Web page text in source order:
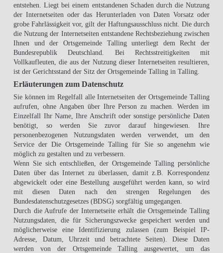
entstehen. Liegt bei einem entstandenen Schaden durch die Nutzung
der Internetseiten oder das Herunterladen von Daten Vorsatz oder
grobe Fahrlässigkeit vor, gilt der Haftungsausschluss nicht. Die durch
die Nutzung der Internetseiten entstandene Rechtsbeziehung zwischen
Ihnen und der Ortsgemeinde Talling unterliegt dem Recht der
Bundesrepublik Deutschland. Bei Rechtsstreitigkeiten mit
Vollkaufleuten, die aus der Nutzung dieser Internetseiten resultieren,
ist der Gerichtsstand der Sitz der Ortsgemeinde Talling in Talling.
Erläuterungen zum Datenschutz
Sie können im Regelfall alle Internetseiten der Ortsgemeinde Talling
aufrufen, ohne Angaben über Ihre Person zu machen. Werden im
Einzelfall Ihr Name, Ihre Anschrift oder sonstige persönliche Daten
benötigt, so werden Sie zuvor darauf hingewiesen. Ihre
personenbezogenen Nutzungsdaten werden verwendet, um den
Service der Die Ortsgemeinde Talling für Sie so angenehm wie
möglich zu gestalten und zu verbessern.
Wenn Sie sich entschließen, der Ortsgemeinde Talling persönliche
Daten über das Internet zu überlassen, damit z.B. Korrespondenz
abgewickelt oder eine Bestellung ausgeführt werden kann, so wird
mit diesen Daten nach den strengen Regelungen des
Bundesdatenschutzgesetzes (BDSG) sorgfältig umgegangen.
Durch die Aufrufe der Internetseite erhält die Ortsgemeinde Talling
Nutzungsdaten, die für Sicherungszwecke gespeichert werden und
möglicherweise eine Identifizierung zulassen (zum Beispiel IP-
Adresse, Datum, Uhrzeit und betrachtete Seiten). Diese Daten
werden von der Ortsgemeinde Talling ausgewertet, um das